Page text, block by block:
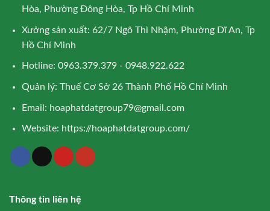
Hòa, Phường Đông Hòa, Tp Hồ Chí Minh
Xưởng sản xuất: 62/7 Ngô Thì Nhậm, Phường Dĩ An, Tp
Hồ Chí Minh
Hotline: 0963.379.379 - 0948.922.622
Quản lý: Thuế Cơ Sở 26 Thành Phố Hồ Chí Minh
Email: hoaphatdatgroup79@gmail.com
Website: https://hoaphatdatgroup.com/
Thông tin liên hệ